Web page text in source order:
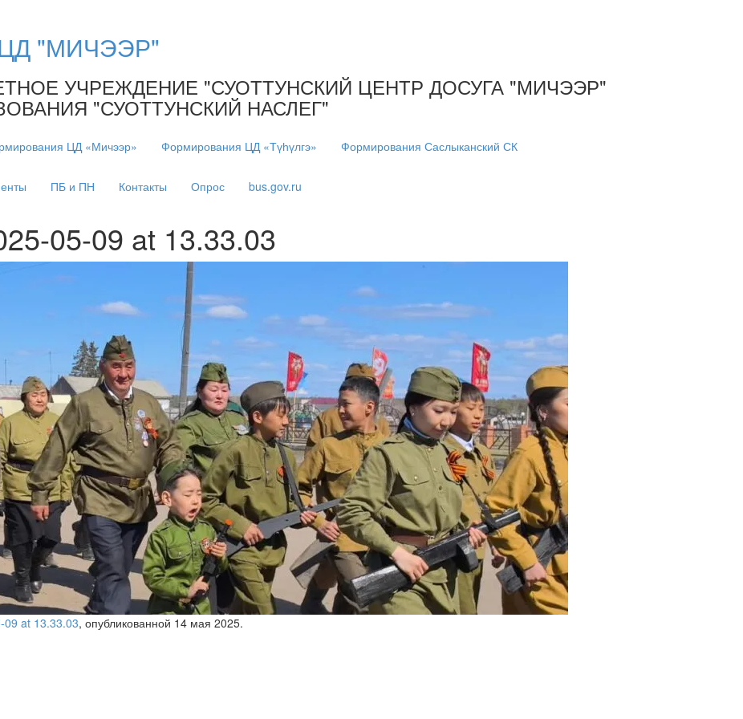
"МИЧЭЭР"
УЧРЕЖДЕНИЕ "СУОТТУНСКИЙ ЦЕНТР ДОСУГА "МИЧЭЭР"
"СУОТТУНСКИЙ НАСЛЕГ"
ЦД «Мичээр» Формирования ЦД «Түһүлгэ» Формирования Саслыканский СК
ПБ и ПН Контакты Опрос bus.gov.ru
05-09 at 13.33.03
09 at 13.33.03, опубликованной 14 мая 2025.